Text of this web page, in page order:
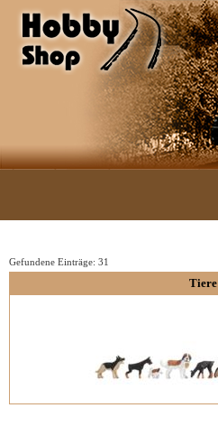
Gefundene Einträge: 31
Tiere